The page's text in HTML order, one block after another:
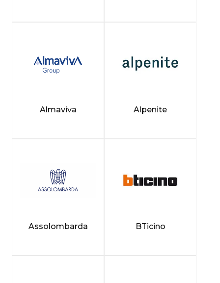
Almaviva Alpenite
Assolombarda BTicino